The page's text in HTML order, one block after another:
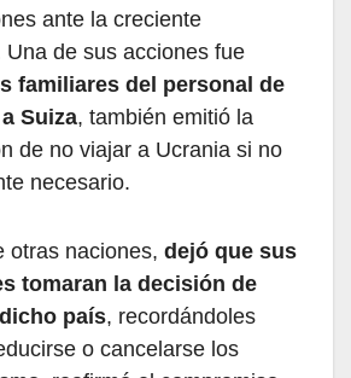
ante la creciente
Una de sus acciones fue
familiares del personal de
Suiza, también emitió la
de no viajar a Ucrania si no
necesario.
otras naciones, dejó que sus
tomaran la decisión de
país, recordándoles
o cancelarse los